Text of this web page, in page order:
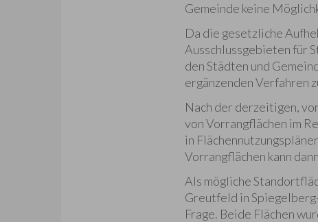
Gemeinde keine
Da die gesetzliche
Ausschlussgebieten für
den Städten und
ergänzenden Verfahren
Nach der derzeitigen,
von Vorrangflächen im
in
Vorrangflächen kann
Als mögliche
Greutfeld in
Frage. Beide Flächen